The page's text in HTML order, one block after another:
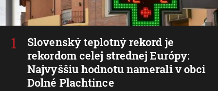
Slovenský teplotný rekord je
rekordom celej strednej Európy:
Najvyššiu hodnotu namerali v obci
Dolné Plachtince